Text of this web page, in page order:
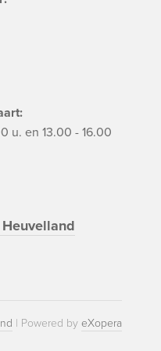
u. en 13.00 - 16.00
| Powered by eXopera